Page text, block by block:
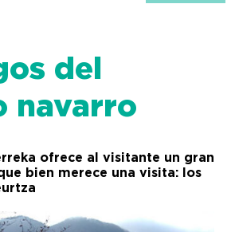
del
navarro
ofrece al visitante un gran
bien merece una visita: los